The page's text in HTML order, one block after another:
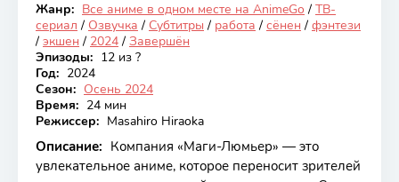
Закончен
Жанр: Все аниме в одном месте на AnimeGo / ТВ-
сериал / Озвучка / Субтитры / работа / сёнен / фэнтези
/ экшен / 2024 / Завершён
Эпизоды: 12 из ?
Год: 2024
Сезон: Осень 2024
Время: 24 мин
Режиссер: Masahiro Hiraoka
Описание: Компания «Маги-Люмьер» — это
увлекательное аниме, которое переносит зрителей